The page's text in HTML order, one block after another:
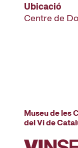
Ubicació
Centre de
Museu de les
del Vi de